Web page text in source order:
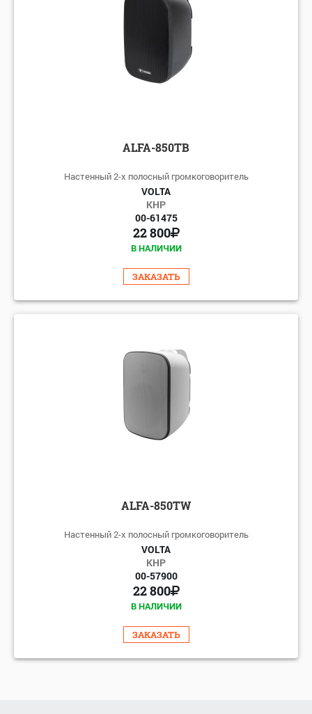
ALFA-850TB
Настенный 2-х полосный громкоговоритель
VOLTA
КНР
00-61475
22 800
В НАЛИЧИИ
ЗАКАЗАТЬ
ALFA-850TW
Настенный 2-х полосный громкоговоритель
VOLTA
КНР
00-57900
22 800
В НАЛИЧИИ
ЗАКАЗАТЬ